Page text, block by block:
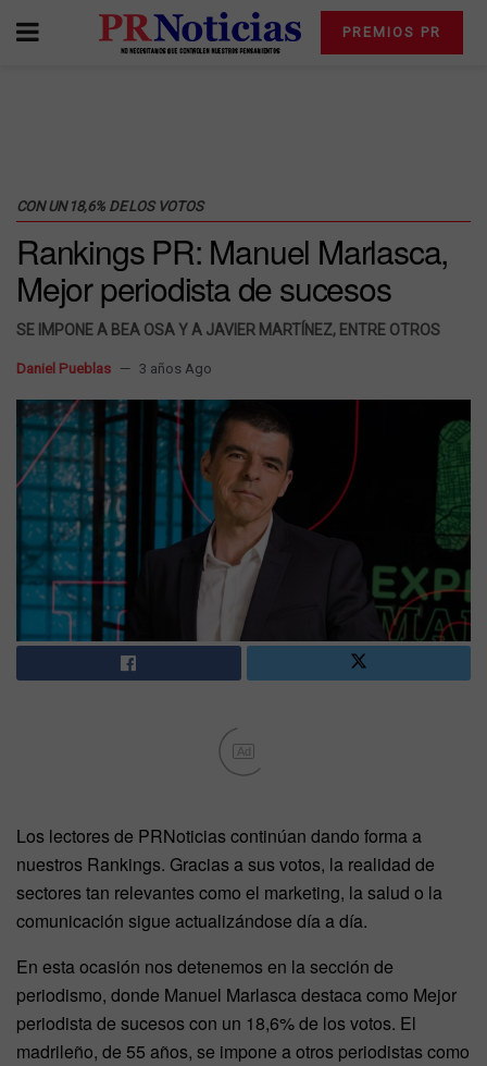
PREMIOS PR
CON UN 18,6% DE LOS VOTOS
Rankings PR: Manuel Marlasca,
Mejor periodista de sucesos
SE IMPONE A BEA OSA Y A JAVIER MARTÍNEZ, ENTRE OTROS
Daniel Pueblas 3 años Ago
Ad
Los lectores de PRNoticias continúan dando forma a
nuestros Rankings. Gracias a sus votos, la realidad de
sectores tan relevantes como el marketing, la salud o la
comunicación sigue actualizándose día a día.
En esta ocasión nos detenemos en la sección de
periodismo, donde Manuel Marlasca destaca como Mejor
periodista de sucesos con un 18,6% de los votos. El
madrileño, de 55 años, se impone a otros periodistas como